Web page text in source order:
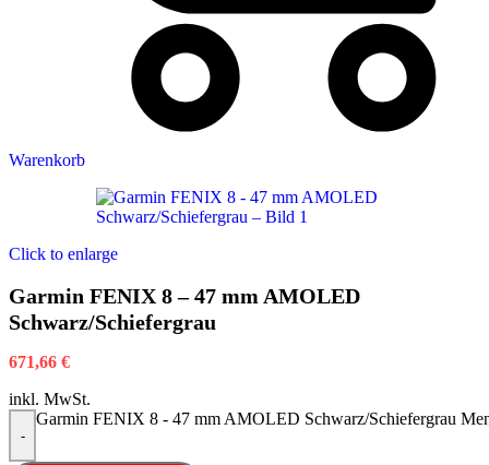
Warenkorb
Click to enlarge
Garmin FENIX 8 – 47 mm AMOLED
Schwarz/Schiefergrau
671,66 €
inkl. MwSt.
-
Garmin FENIX 8 - 47 mm AMOLED Schwarz/Schiefergrau